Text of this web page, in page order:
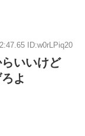
ID:w0rLPiq20
いいけど
よ